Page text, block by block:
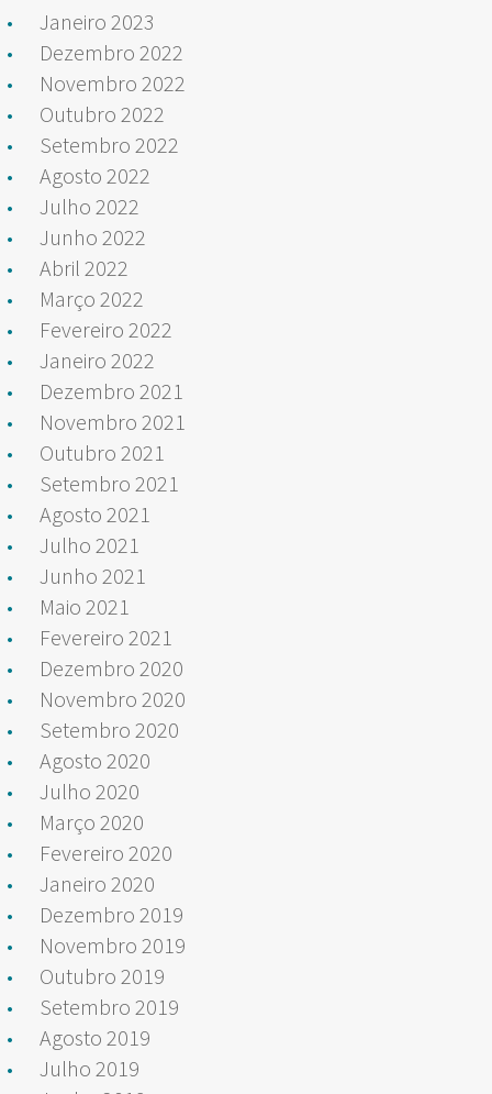
Janeiro 2023
Dezembro 2022
Novembro 2022
Outubro 2022
Setembro 2022
Agosto 2022
Julho 2022
Junho 2022
Abril 2022
Março 2022
Fevereiro 2022
Janeiro 2022
Dezembro 2021
Novembro 2021
Outubro 2021
Setembro 2021
Agosto 2021
Julho 2021
Junho 2021
Maio 2021
Fevereiro 2021
Dezembro 2020
Novembro 2020
Setembro 2020
Agosto 2020
Julho 2020
Março 2020
Fevereiro 2020
Janeiro 2020
Dezembro 2019
Novembro 2019
Outubro 2019
Setembro 2019
Agosto 2019
Julho 2019